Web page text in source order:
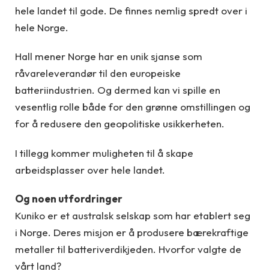
hele landet til gode. De finnes nemlig spredt over i
hele Norge.
Hall mener Norge har en unik sjanse som
råvareleverandør til den europeiske
batteriindustrien. Og dermed kan vi spille en
vesentlig rolle både for den grønne omstillingen og
for å redusere den geopolitiske usikkerheten.
I tillegg kommer muligheten til å skape
arbeidsplasser over hele landet.
Og noen utfordringer
Kuniko er et australsk selskap som har etablert seg
i Norge. Deres misjon er å produsere bærekraftige
metaller til batteriverdikjeden. Hvorfor valgte de
vårt land?